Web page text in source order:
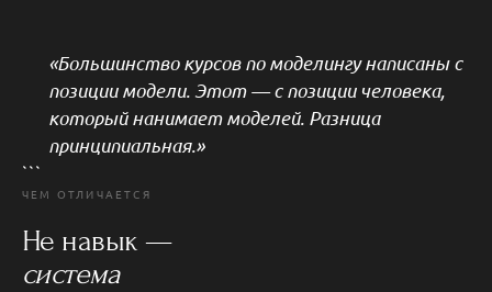
«Большинство курсов по моделингу написаны с
позиции модели. Этот — с позиции человека,
который нанимает моделей. Разница
принципиальная.»
```
ЧЕМ ОТЛИЧАЕТСЯ
Не навык —
система